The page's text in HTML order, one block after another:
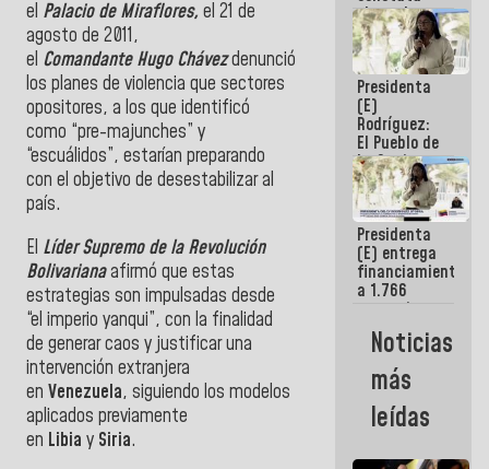
el Palacio de Miraflores, el 21 de
agosto de 2011,
el Comandante Hugo Chávezdenunció
los planes de violencia que sectores
opositores, a los que identificó
como “pre-majunches” y
“escuálidos”, estarían preparando
con el objetivo de desestabilizaral
país.
El Líder Supremo de la Revolución
Bolivarianaafirmó que estas
estrategias son impulsadas desde
“el imperio yanqui”, con la finalidad
de generar caos y justificar una
intervención extranjera
en Venezuela, siguiendo los modelos
aplicados previamente
en Libia y Siria.
obras de
rehabilitación
de Escuela
Militar de
Mamo en La
Guaira
Presidenta
(E)
Rodríguez:
El Pueblo de
La Guaira
siempre
estará
acompañada
por el
Gobierno
Nacional
Presidenta
(E) entrega
financiamientos
a 1.766
comerciantes
emprendedores
afectados
por
terremotos
Noticias
más
leídas